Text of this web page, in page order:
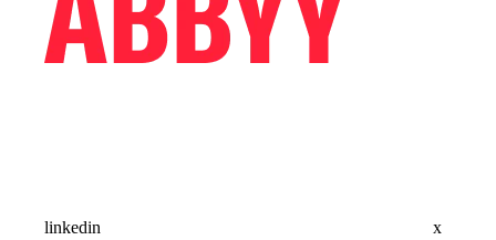
linkedin x